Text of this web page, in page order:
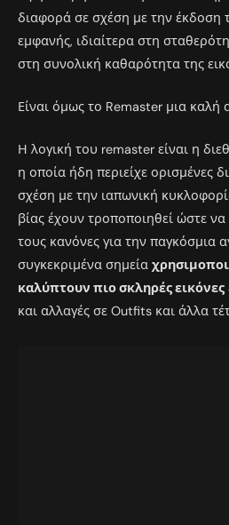
διαφορά σε σχέση με την έκδοση
εμφανής, ιδιαίτερα στη
στη συνολική καθαρότητα της
Είναι όμως το Remaster μια καλή
Η λογική του remaster είναι η
η οποία ήδη περιείχε ορισμένες
σχέση με την ιαπωνική
βίας έχουν τροποποιηθεί ώστε
τους κανόνες για την παγκόσμια
συγκεκριμένα σημεία
καλύπτουν πιο σκληρές εικόνες
και αλλαγές σε Outfits και άλλα